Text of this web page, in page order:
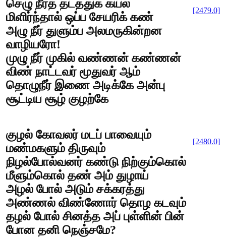
செழு நீர்த் தடத்துக் கயல்
மிளிர்ந்தால் ஒப்ப சேயரிக் கண்
அழு நீர் துளும்ப அலமருகின்றன
வாழியரோ!
முழு நீர் முகில் வண்ணன் கண்ணன்
விண் நாட்டவர் மூதுவர் ஆம்
தொழுநீர் இணை அடிக்கே அன்பு
சூட்டிய சூழ் குழற்கே
[2479.0]
குழல் கோவலர் மடப் பாவையும்
மண்மகளும் திருவும்
நிழல்போல்வனர் கண்டு நிற்கும்கொல்
மீளும்கொல் தண் அம் துழாய்
அழல் போல் அடும் சக்கரத்து
அண்ணல் விண்ணோர் தொழ கடவும்
தழல் போல் சினத்த அப் புள்ளின் பின்
போன தனி நெஞ்சமே?
[2480.0]